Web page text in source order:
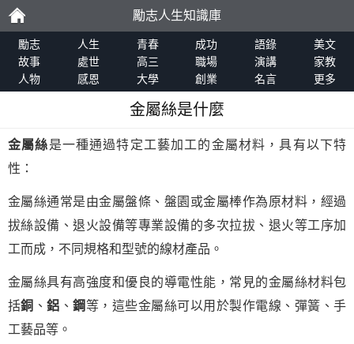
勵
志
勵志人生知識庫
勵志 人生 青春 成功 語錄
美文
故事
處世 高三 職場 演講
家教
人物
感恩 大學 創業 名言 更多
金屬絲是什麼
金屬絲是一種通過特定工藝加工的金屬材料，具有以下特
性：
金屬絲通常是由金屬盤條、盤園或金屬棒作為原材料，經過
拔絲設備、退火設備等專業設備的多次拉拔、退火等工序加
工而成，不同規格和型號的線材產品。
金屬絲具有高強度和優良的導電性能，常見的金屬絲材料包
括銅 、鋁 、鋼等，這些金屬絲可以用於製作電線、彈簧、手
工藝品等。